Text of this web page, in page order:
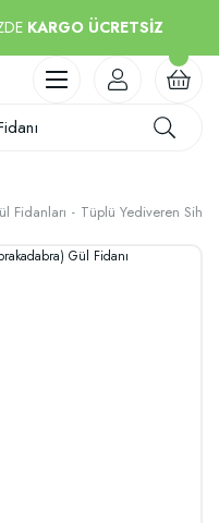
KARGO ÜCRETSİZ
Fidanları Tüplü Yediveren